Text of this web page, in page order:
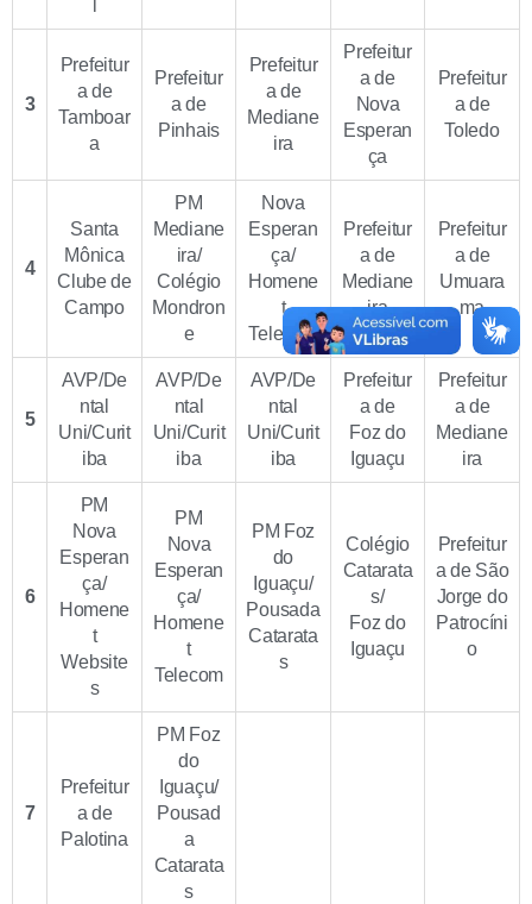
3
Prefeitur
a de
Tamboar
a
Prefeitur
a de
Pinhais
Prefeitur
a de
Mediane
ira
Prefeitur
a de
Nova
Esperan
ça
Prefeitur
a de
Toledo
4
Santa
Mônica
Clube de
Campo
PM
Mediane
ira/
Colégio
Mondron
e
Nova
Esperan
ça/
Homene
t
Telecom
Prefeitur
a de
Mediane
ira
Prefeitur
a de
Umuara
ma
5
AVP/De
ntal
Uni/Curit
iba
AVP/De
ntal
Uni/Curit
iba
AVP/De
ntal
Uni/Curit
iba
Prefeitur
a de
Foz do
Iguaçu
Prefeitur
a de
Mediane
ira
6
PM
Nova
Esperan
ça/
Homene
t
Website
s
PM
Nova
Esperan
ça/
Homene
t
Telecom
PM Foz
do
Iguaçu/
Pousada
Catarata
s
Colégio
Catarata
s/
Foz do
Iguaçu
Prefeitur
a de São
Jorge do
Patrocíni
o
7
Prefeitur
a de
Palotina
PM Foz
do
Iguaçu/
Pousad
a
Catarata
s